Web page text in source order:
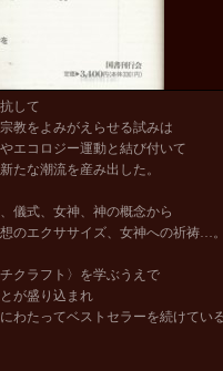
して
教をよみがえらせる試みは
エコロジー運動と結び付いて
たな潮流を産み出した。
儀式、女神、神の概念から
のエクササイズ、女神への祈祷…。
クラフト〉を学ぶうえで
が盛り込まれ
わたってベストセラーを続けている